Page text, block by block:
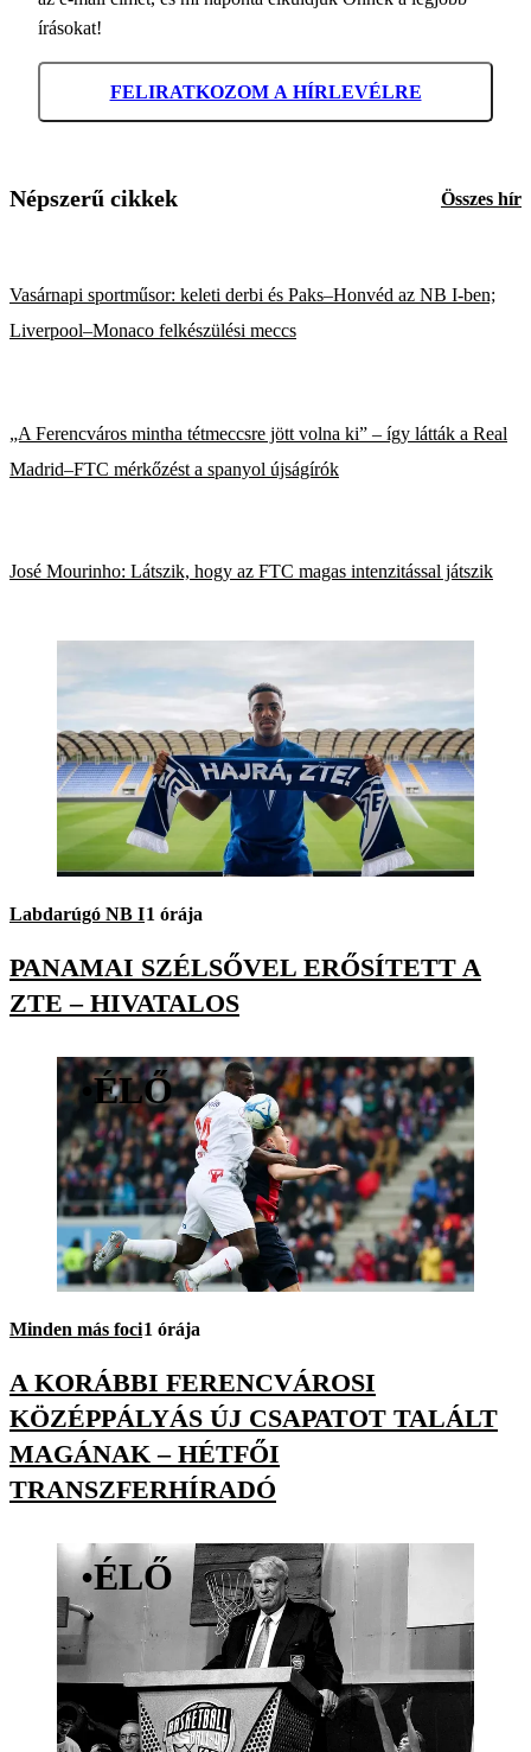
írásokat!
FELIRATKOZOM A HÍRLEVÉLRE
Népszerű cikkek Összes hír
Vasárnapi sportműsor: keleti derbi és Paks–Honvéd az NB I-ben;
Liverpool–Monaco felkészülési meccs
„A Ferencváros mintha tétmeccsre jött volna ki” – így látták a Real
Madrid–FTC mérkőzést a spanyol újságírók
José Mourinho: Látszik, hogy az FTC magas intenzitással játszik
Labdarúgó NB I1 órája
PANAMAI SZÉLSŐVEL ERŐSÍTETT A
ZTE – HIVATALOS
•ÉLŐ
Minden más foci1 órája
A KORÁBBI FERENCVÁROSI
KÖZÉPPÁLYÁS ÚJ CSAPATOT TALÁLT
MAGÁNAK – HÉTFŐI
TRANSZFERHÍRADÓ
•ÉLŐ